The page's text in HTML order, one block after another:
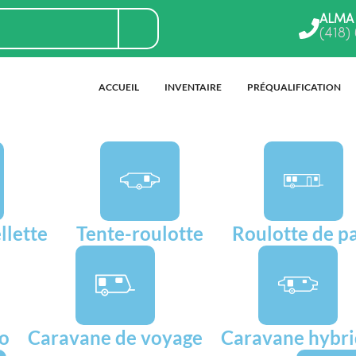
ALMA
(418)
ACCUEIL INVENTAIRE PRÉQUALIFICATION
Tente-roulotte Roulotte de
Caravane de voyage Caravane